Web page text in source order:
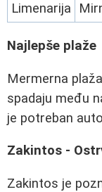
Limenarija
Najlepše plaže
Mermerna
spadaju među
je potreban
Zakintos -
Zakintos je